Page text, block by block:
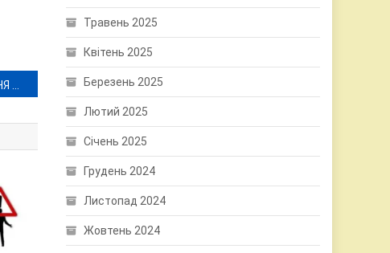
Травень 2025
Квітень 2025
Березень 2025
Лютий 2025
Січень 2025
Грудень 2024
Листопад 2024
Жовтень 2024